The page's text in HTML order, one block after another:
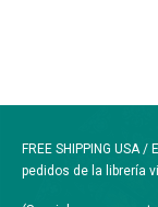
FREE SHIPPING USA
pedidos de la librería